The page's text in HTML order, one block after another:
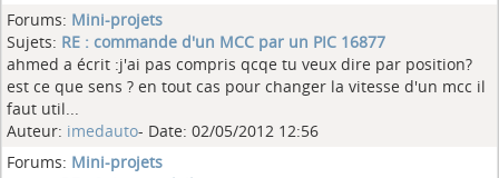
Forums: Mini-projets
Sujets: RE : commande d'un MCC par un PIC 16877
ahmed a écrit :j'ai pas compris qcqe tu veux dire par position?
est ce que sens ? en tout cas pour changer la vitesse d'un mcc il
faut util...
Auteur: imedauto- Date: 02/05/2012 12:56
Forums: Mini-projets